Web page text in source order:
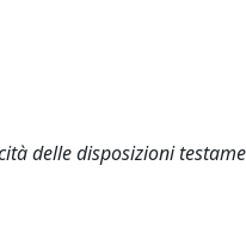
delle disposizioni